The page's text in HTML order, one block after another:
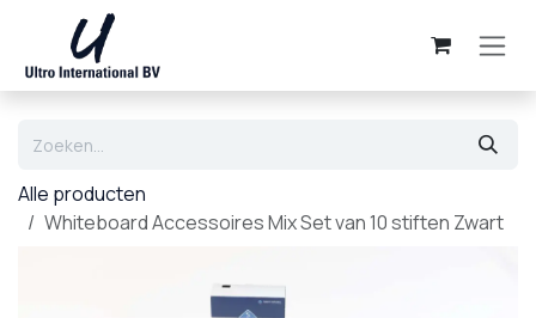
Overslaan naar inhoud
Alle producten
Whiteboard Accessoires Mix Set van 10 stiften Zwart